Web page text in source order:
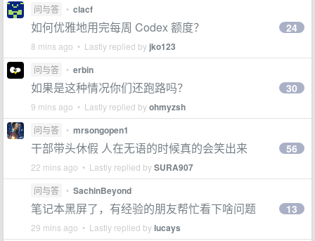
问与答 • clacf
如何优雅地用完每周 Codex 额度？
8 mins ago • Lastly replied by jko123
24
问与答 • erbin
如果是这种情况你们还跑路吗？
9 mins ago • Lastly replied byohmyzsh
30
问与答 • mrsongopen1
干部带头休假 人在无语的时候真的会笑出来
22 mins ago • Lastly replied bySURA907
56
问与答 • SachinBeyond
笔记本黑屏了，有经验的朋友帮忙看下啥问题
29 mins ago • Lastly replied bylucays
13